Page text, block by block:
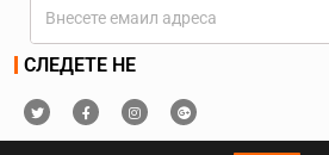
СЛЕДЕТЕ НЕ